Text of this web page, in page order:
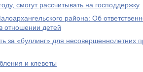
смогут рассчитывать на господдержку
района: Об
отношении детей
за «буллинг» для несовершеннолетних
и клеветы